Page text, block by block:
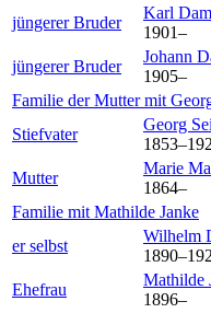
jüngerer Bruder
Karl
1901–
jüngerer Bruder
Johann
1905–
Familie der Mutter mit
Stiefvater
Georg
1853–
Mutter
Marie
1864–
Familie mit Mathilde Janke
er selbst
Wilhelm
1890–
Ehefrau
Mathilde
1896–